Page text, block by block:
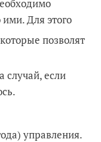
Для этого
позволят
случай, если
управления.